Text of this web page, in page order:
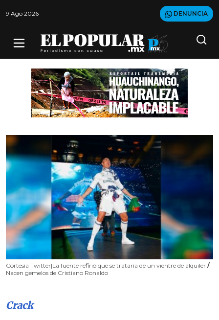
9 Ago 2026 DENUNCIA
Cortesía Twitter|La fuente refirió que se trataría de un vientre de alquiler /
Nacen gemelos de Cristiano Ronaldo
Crack